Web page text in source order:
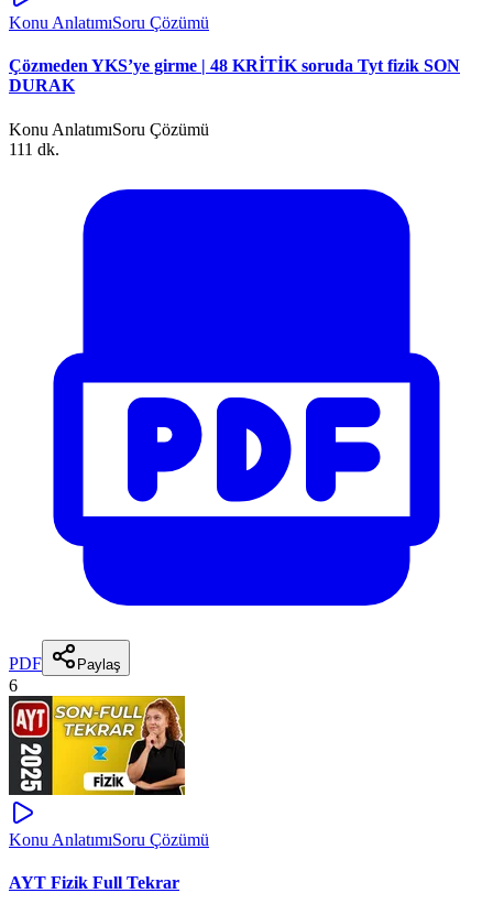
Konu AnlatımıSoru Çözümü
Çözmeden YKS’ye girme | 48 KRİTİK soruda Tyt fizik SON
DURAK
Konu AnlatımıSoru Çözümü
111 dk.
PDF Paylaş
6
Konu AnlatımıSoru Çözümü
AYT Fizik Full Tekrar